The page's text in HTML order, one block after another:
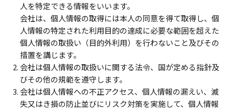
人を特定できる情報をいいます。
会社は、個人情報の取得には本人の同意を得て取得し、個
人情報の特定された利用目的の達成に必要な範囲を超えた
個人情報の取扱い（目的外利用）を行わないこと及びその
措置を講じます。
会社は個人情報の取扱いに関する法令、国が定める指針及
びその他の規範を遵守します。
会社は個人情報への不正アクセス、個人情報の漏えい、滅
失又はき損の防止並びにリスク対策を実施して、個人情報